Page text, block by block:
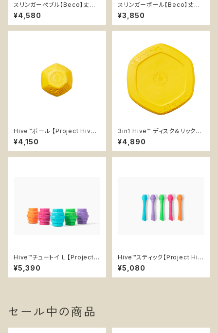
スリンガーぺブル【Beco】丈夫
卵型 持ってこいボール ひも付き
天然ゴム イエロー オレンジ
¥4,580
スリンガーボール【Beco】丈夫
持ってこいボール ひも付き 天然
ゴム イエロー オレンジ
¥3,850
Hive™ボール 【Project Hive】
浮く 丈夫 予測不可能 無臭
¥4,150
3in1 Hive™ ディスク＆リックマ
ット【Project Hive】フリスビー
知育玩具 浮く エンリッチメント
¥4,890
Hive™チュートイ L 【Project
Hive】知育玩具 浮く 香り付き
丈夫
¥5,390
Hive™スティック【Project Hiv
e】知育玩具 浮く 香り付き 丈夫
持ってこい 棒
¥5,080
セール中の商品